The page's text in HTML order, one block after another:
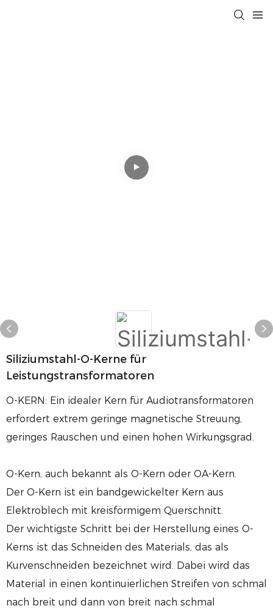
Siliziumstahl-O-Kerne für
Leistungstransformatoren
O-KERN: Ein idealer Kern für Audiotransformatoren
erfordert extrem geringe magnetische Streuung,
geringes Rauschen und einen hohen Wirkungsgrad.
O-Kern, auch bekannt als O-Kern oder OA-Kern.
Der O-Kern ist ein bandgewickelter Kern aus
Elektroblech mit kreisförmigem Querschnitt.
Der wichtigste Schritt bei der Herstellung eines O-
Kerns ist das Schneiden des Materials, das als
Kurvenschneiden bezeichnet wird. Dabei wird das
Material in einen kontinuierlichen Streifen von schmal
nach breit und dann von breit nach schmal